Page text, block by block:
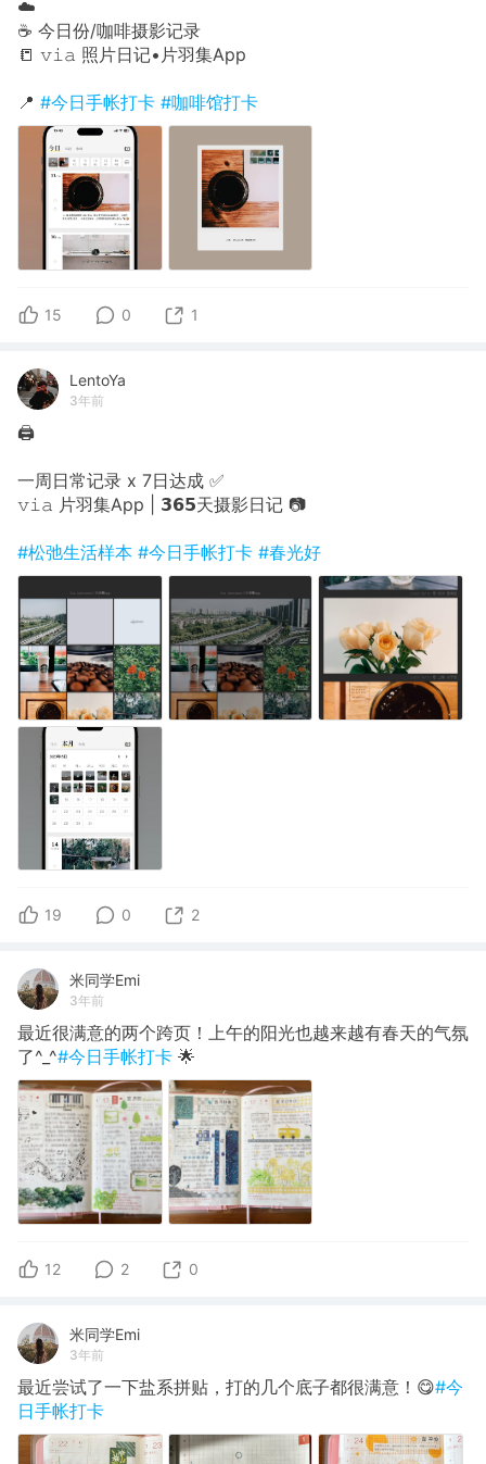
☁️
☕️ 今日份/咖啡摄影记录
📒 𝚟𝚒𝚊 照片日记•片羽集App
📍 #今日手帐打卡 #咖啡馆打卡
15 0 1
LentoYa
3年前
🖨
一周日常记录 x 7日达成 ✅
𝚟𝚒𝚊 片羽集App | 𝟯𝟲𝟱天摄影日记 📷
#松弛生活样本 #今日手帐打卡 #春光好
19 0 2
米同学Emi
3年前
最近很满意的两个跨页！上午的阳光也越来越有春天的气氛
了^_^#今日手帐打卡 🌟
12 2 0
米同学Emi
3年前
最近尝试了一下盐系拼贴，打的几个底子都很满意！😋#今
日手帐打卡